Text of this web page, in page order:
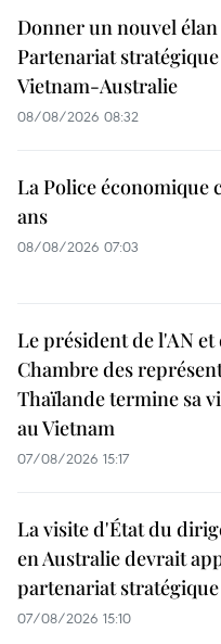
Donner un nouvel élan
Partenariat
Vietnam-Australie
08/08/2026 08:32
La Police économique
ans
08/08/2026 07:03
Le président de l'AN et
Chambre des
Thaïlande termine sa
au Vietnam
07/08/2026 15:17
La visite d'État du
en Australie devrait
partenariat
07/08/2026 15:10